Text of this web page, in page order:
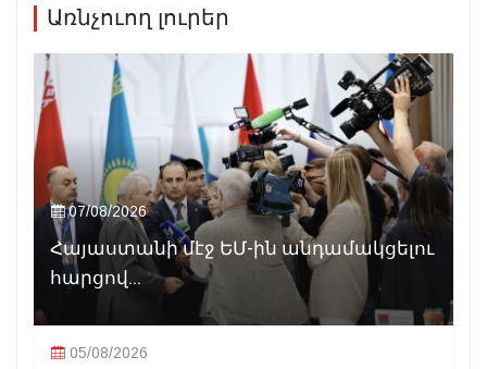
Առնչուող լուրեր
07/08/2026
Հայաստանի մէջ ԵՄ-ին անդամակցելու
հարցով...
05/08/2026